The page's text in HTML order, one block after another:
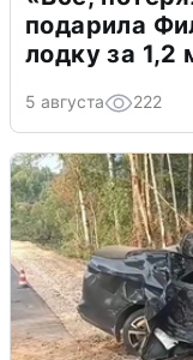
подарила
лодку за 1,2
5 августа 222